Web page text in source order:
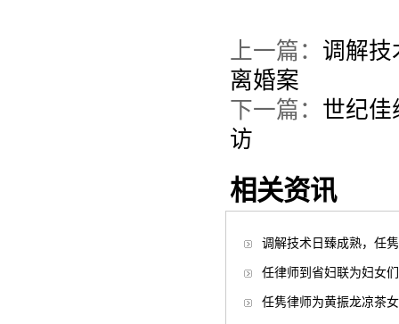
上一篇： 调解技
离婚案
下一篇： 世纪佳
访
相关资讯
调解技术日臻成熟，任
任律师到省妇联为妇女
任隽律师为黄振龙凉茶